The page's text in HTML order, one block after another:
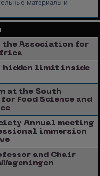
материалы и
the Association for
hidden limit inside
at the South
Food Science and
Annual meeting
immersion
and Chair